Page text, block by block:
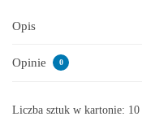
Opis
Opinie 0
Liczba sztuk w kartonie: 10